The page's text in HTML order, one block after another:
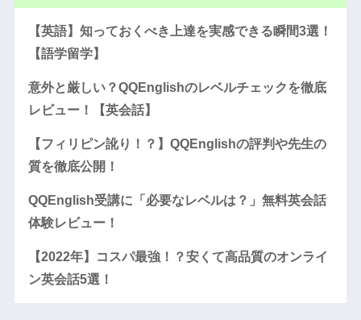
【英語】知っておくべき上達を実感できる瞬間3選！
【語学留学】
意外と厳しい？QQEnglishのレベルチェックを徹底
レビュー！【英会話】
【フィリピン訛り！？】QQEnglishの評判や先生の
質を徹底公開！
QQEnglish受講に「必要なレベルは？」無料英会話
体験レビュー！
【2022年】コスパ最強！？安くて高品質のオンライ
ン英会話5選！